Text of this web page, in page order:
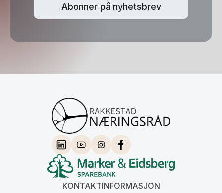
Abonner på nyhetsbrev
KONTAKTINFORMASJON